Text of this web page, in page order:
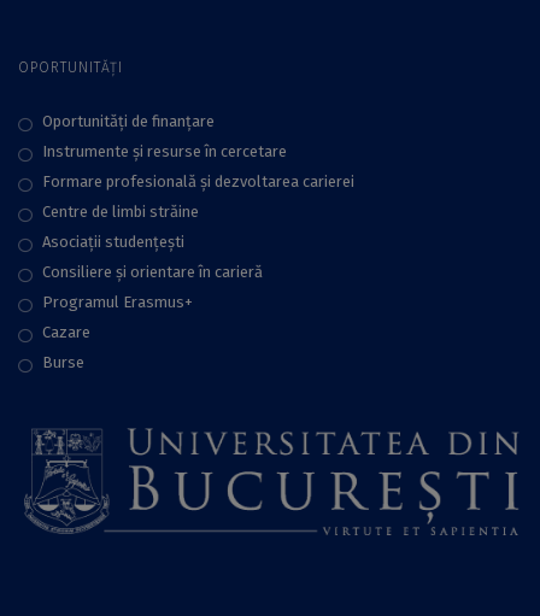
OPORTUNITĂȚI
Oportunități de finanțare
Instrumente și resurse în cercetare
Formare profesională și dezvoltarea carierei
Centre de limbi străine
Asociații studențești
Consiliere şi orientare în carieră
Programul Erasmus+
Cazare
Burse